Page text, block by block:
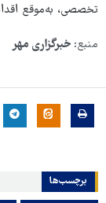
تخصصی، به‌موقع
منبع: خبرگزاری مهر
برچسب‌ها